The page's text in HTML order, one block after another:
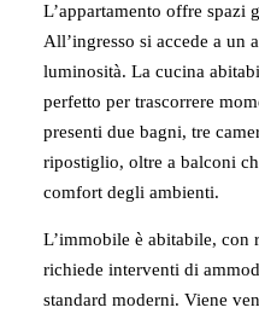
L’appartamento offre spazi
All’ingresso si accede a un
luminosità. La cucina
perfetto per trascorrere
presenti due bagni, tre
ripostiglio, oltre a balconi
comfort degli ambienti.
L’immobile è abitabile, con
richiede interventi di
standard moderni. Viene